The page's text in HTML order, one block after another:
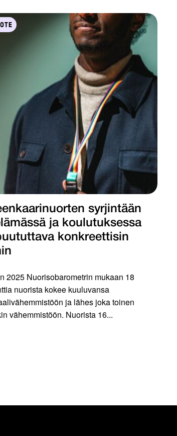
syrjintään
ja koulutuksessa
konkreettisin
2025 Nuorisobarometrin mukaan 18
nuorista kokee kuuluvansa
ja lähes joka toinen
vähemmistöön. Nuorista 16...